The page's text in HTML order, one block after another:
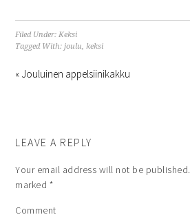
Filed Under:Keksi
Tagged With:joulu,keksi
« Jouluinen appelsiinikakku
LEAVE A REPLY
Your email address will not be published.
marked *
Comment